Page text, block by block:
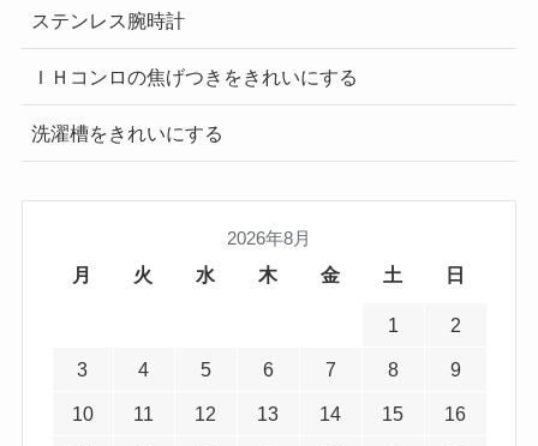
ステンレス腕時計
ＩＨコンロの焦げつきをきれいにする
洗濯槽をきれいにする
2026年8月
月 火 水 木 金 土 日
1 2
3 4 5 6 7 8 9
10 11 12 13 14 15 16